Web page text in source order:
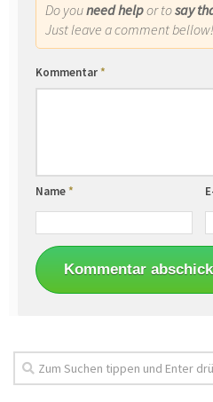
Do youneed helpor tosay
Just leave a comment bellow!
Kommentar*
Name*